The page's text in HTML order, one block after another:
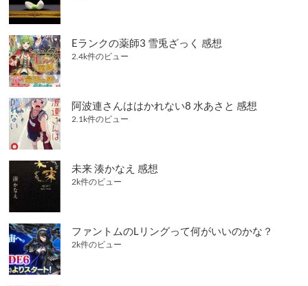
Eランクの薬師3 雪兎ざっく 感想
2.4k件のビュー
阿波連さんははかれない8 水あさと 感想
2.1k件のビュー
未来 湊かなえ 感想
2k件のビュー
ファントムのLリングって何がいいのかな？
2k件のビュー